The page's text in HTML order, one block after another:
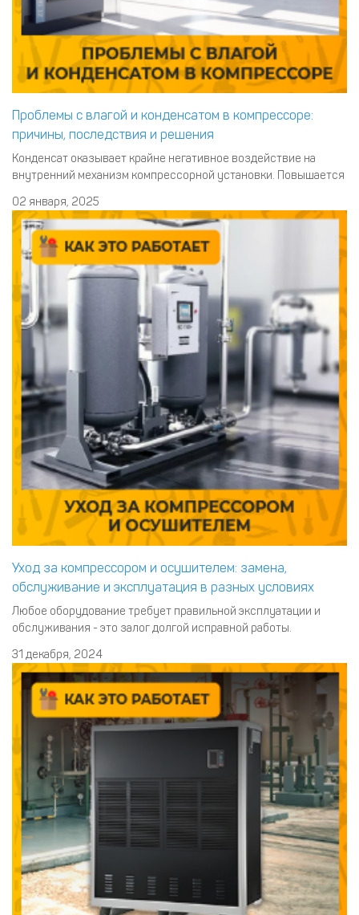
Проблемы с влагой и конденсатом в компрессоре:
причины, последствия и решения
Конденсат оказывает крайне негативное воздействие на
внутренний механизм компрессорной установки. Повышается
элементов механизма. В результате срок службы всего
оборудования в пневмосети снижается. Это является главной
проблемой с влагой в компресс
02 января, 2025
Уход за компрессором и осушителем: замена,
обслуживание и эксплуатация в разных условиях
Любое оборудование требует правильной эксплуатации и
обслуживания - это залог долгой исправной работы.
Грамотное техническое обслуживание является
профилактикой целого ряда неисправностей, которые могут
возникнуть при использовании оборудования.
31 декабря, 2024